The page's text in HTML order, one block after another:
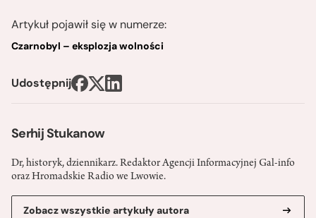
Serhij Stukanow
Dr, historyk, dziennikarz. Redaktor Agencji Informacyjnej Gal-info
oraz Hromadskie Radio we Lwowie.
Zobacz wszystkie artykuły autora
Artykuł pojawił się w numerze:
Czarnobyl – eksplozja wolności
Udostępnij